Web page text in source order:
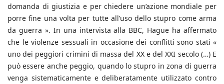
domanda di giustizia e per chiedere un’azione mondiale per
porre fine una volta per tutte all’uso dello stupro come arma
da guerra ». In una intervista alla BBC, Hague ha affermato
che le violenze sessuali in occasione dei conflitti sono stati «
uno dei peggiori crimini di massa del XX e del XXI secolo (…) E
può essere anche peggio, quando lo stupro in zona di guerra
venga sistematicamente e deliberatamente utilizzato contro